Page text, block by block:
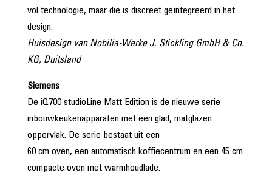
vol technologie, maar die is discreet geïntegreerd in het
design.
Huisdesign van Nobilia-Werke J. Stickling GmbH & Co.
KG, Duitsland
Siemens
De iQ700 studioLine Matt Edition is de nieuwe serie
inbouwkeukenapparaten met een glad, matglazen
oppervlak. De serie bestaat uit een
60 cm oven, een automatisch koffiecentrum en een 45 cm
compacte oven met warmhoudlade.